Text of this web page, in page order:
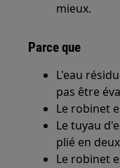
mieux.
Parce que
L'eau
pas être
Le robinet
Le tuyau
plié en
Le robinet